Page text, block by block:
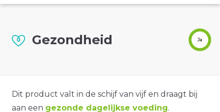
Gezondheid Ja
Dit product valt in de schijf van vijf en draagt bij
aan een gezonde dagelijkse voeding.